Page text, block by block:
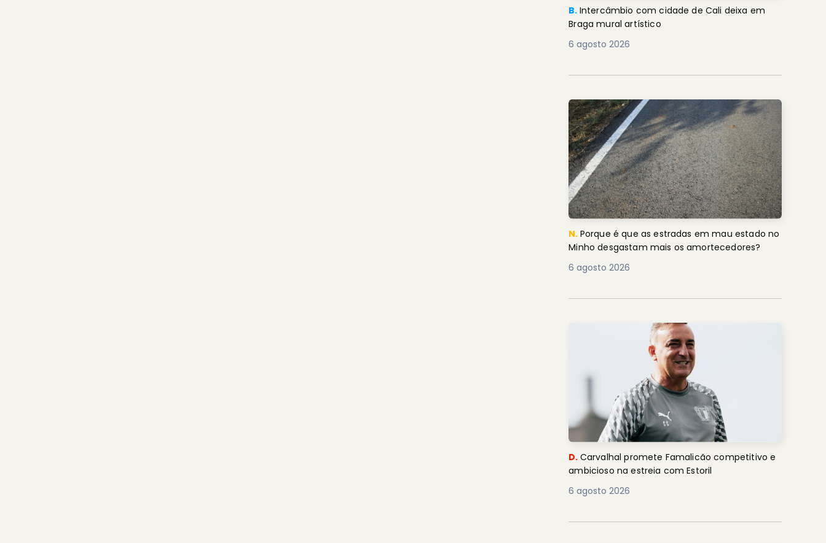
B. Intercâmbio com cidade de Cali deixa em
Braga mural artístico
6 agosto 2026
N. Porque é que as estradas em mau estado no
Minho desgastam mais os amortecedores?
6 agosto 2026
D. Carvalhal promete Famalicão competitivo e
ambicioso na estreia com Estoril
6 agosto 2026